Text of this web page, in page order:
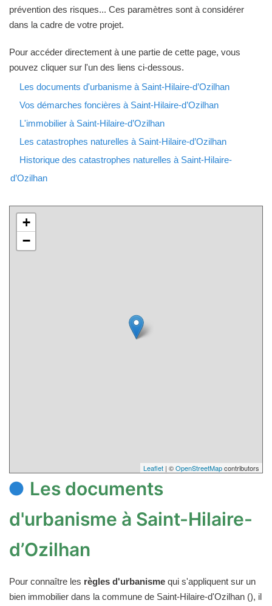
prévention des risques... Ces paramètres sont à considérer
dans la cadre de votre projet.
Pour accéder directement à une partie de cette page, vous
pouvez cliquer sur l'un des liens ci-dessous.
Les documents d'urbanisme à Saint-Hilaire-d’Ozilhan
Vos démarches foncières à Saint-Hilaire-d’Ozilhan
L'immobilier à Saint-Hilaire-d’Ozilhan
Les catastrophes naturelles à Saint-Hilaire-d’Ozilhan
Historique des catastrophes naturelles à Saint-Hilaire-
d’Ozilhan
+
−
Leaflet | ©OpenStreetMapcontributors
Les documents
d'urbanisme à Saint-Hilaire-
d’Ozilhan
Pour connaître les règles d'urbanisme qui s'appliquent sur un
bien immobilier dans la commune de Saint-Hilaire-d'Ozilhan (), il